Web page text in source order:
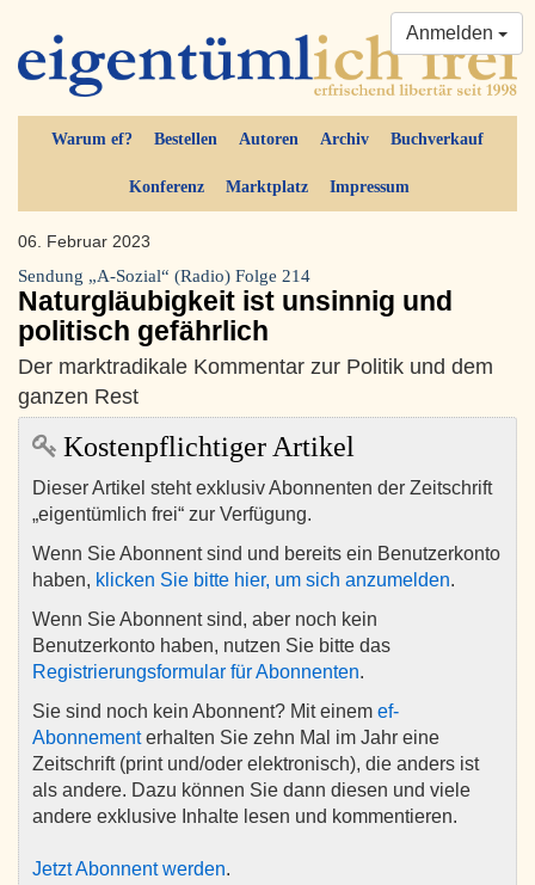
Warum ef? Bestellen Autoren Archiv Buchverkauf
Konferenz Marktplatz Impressum
Anmelden
06. Februar 2023
Sendung „A-Sozial“ (Radio) Folge 214
Naturgläubigkeit ist unsinnig und
politisch gefährlich
Der marktradikale Kommentar zur Politik und dem
ganzen Rest
Kostenpflichtiger Artikel
Dieser Artikel steht exklusiv Abonnenten der Zeitschrift
„eigentümlich frei“ zur Verfügung.
Wenn Sie Abonnent sind und bereits ein Benutzerkonto
haben, klicken Sie bitte hier, um sich anzumelden.
Wenn Sie Abonnent sind, aber noch kein
Benutzerkonto haben, nutzen Sie bitte das
Registrierungsformular für Abonnenten.
Sie sind noch kein Abonnent? Mit einem ef-
Abonnementerhalten Sie zehn Mal im Jahr eine
Zeitschrift (print und/oder elektronisch), die anders ist
als andere. Dazu können Sie dann diesen und viele
andere exklusive Inhalte lesen und kommentieren.
Jetzt Abonnent werden.